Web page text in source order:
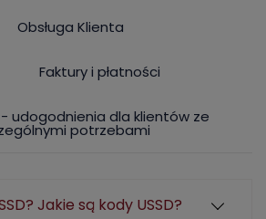
Obsługa Klienta
Faktury i płatności
udogodnienia dla klientów ze
potrzebami
Jakie są kody USSD?